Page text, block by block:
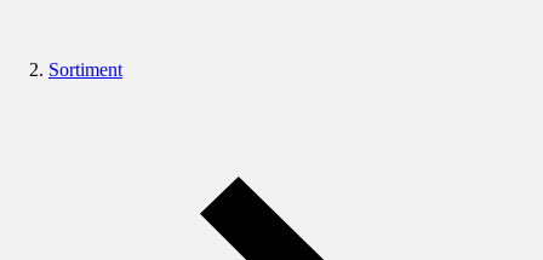
Sortiment